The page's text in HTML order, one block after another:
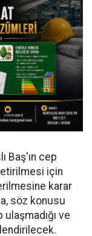
Baş'ın cep
için
karar
söz konusu
ve